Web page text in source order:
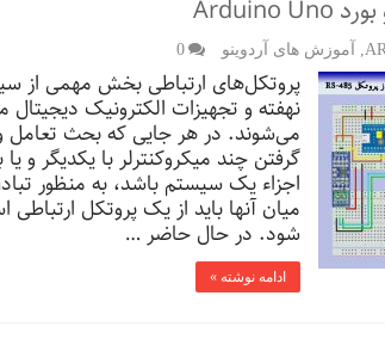
,آموزش های آردوینو 0
پروتکل‌های ارتباطی بخش مهمی از
نهفته و تجهیزات الکترونیک
می‌شوند. در هر جایی که بحث تعامل و
گرفتن چند میکروکنترلر با یکدیگر و یا
اجزاء یک سیستم باشد، به منظور
میان آنها باید از یک پروتکل ارتباطی
شود. در حال حاضر …
ادامه نوشته »